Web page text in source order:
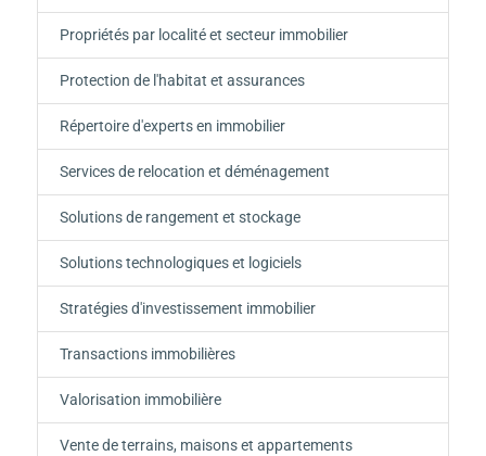
Propriétés par localité et secteur immobilier
Protection de l'habitat et assurances
Répertoire d'experts en immobilier
Services de relocation et déménagement
Solutions de rangement et stockage
Solutions technologiques et logiciels
Stratégies d'investissement immobilier
Transactions immobilières
Valorisation immobilière
Vente de terrains, maisons et appartements